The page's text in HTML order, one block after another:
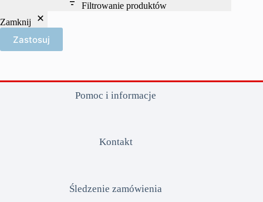
Filtrowanie produktów
Zamknij
Zastosuj
Pomoc i informacje
Kontakt
Śledzenie zamówienia